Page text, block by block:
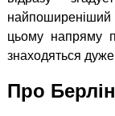
найпоширеніший
цьому напряму
знаходяться
Про Берлін